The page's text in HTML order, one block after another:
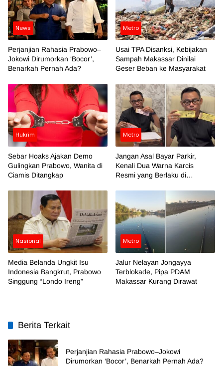
News
Perjanjian Rahasia Prabowo–
Jokowi Dirumorkan ‘Bocor’,
Benarkah Pernah Ada?
Metro
Usai TPA Disanksi, Kebijakan
Sampah Makassar Dinilai
Geser Beban ke Masyarakat
Hukrim
Sebar Hoaks Ajakan Demo
Gulingkan Prabowo, Wanita di
Ciamis Ditangkap
Metro
Jangan Asal Bayar Parkir,
Kenali Dua Warna Karcis
Resmi yang Berlaku di
Nasional
Media Belanda Ungkit Isu
Indonesia Bangkrut, Prabowo
Singgung “Londo Ireng”
Metro
Jalur Nelayan Jongayya
Terblokade, Pipa PDAM
Makassar Kurang Dirawat
Berita Terkait
Perjanjian Rahasia Prabowo–Jokowi
Dirumorkan ‘Bocor’, Benarkah Pernah Ada?